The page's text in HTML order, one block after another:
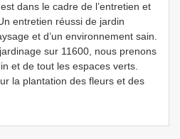
dans le cadre de l’entretien et
entretien réussi de jardin
et d’un environnement sain.
sur 11600, nous prenons
et de tout les espaces verts.
la plantation des fleurs et des